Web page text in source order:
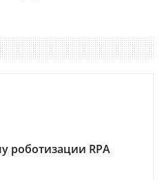
роботизации RPA